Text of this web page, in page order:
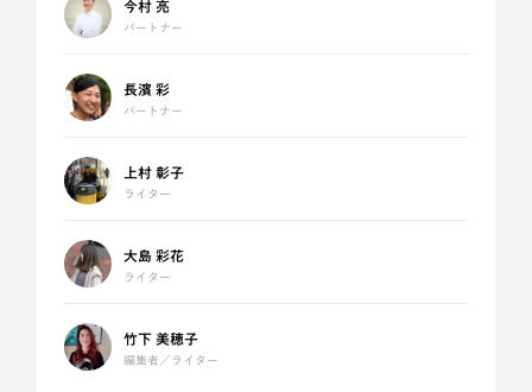
今村 亮
パートナー
長濱 彩
パートナー
上村 彰子
ライター
大島 彩花
ライター
竹下 美穂子
編集者／ライター